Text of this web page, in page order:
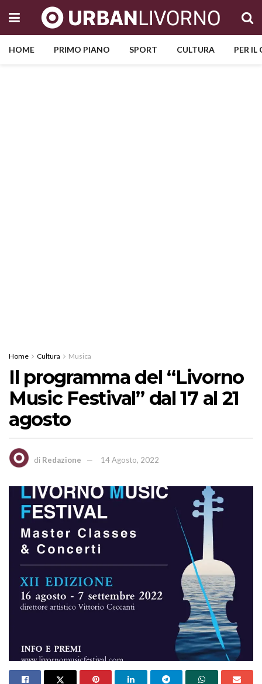
HOME PRIMO PIANO SPORT CULTURA PER
Home Cultura Musica
Il programma del “Livorno
Music Festival” dal 17 al 21
agosto
di Redazione 14 Agosto, 2022